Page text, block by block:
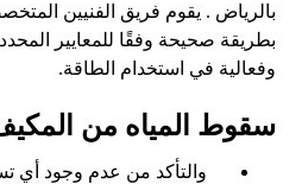
بالرياض . يقوم فريق الفنيين
بطريقة صحيحة وفقًا للمعايير
وفعالية في استخدام الطاقة.
سقوط المياه من
والتأكد من عدم وجود أي